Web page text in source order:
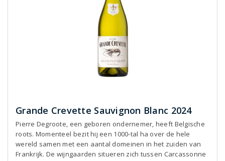
Grande Crevette Sauvignon Blanc 2024
Pierre Degroote, een geboren ondernemer, heeft Belgische
roots. Momenteel bezit hij een 1000-tal ha over de hele
wereld samen met een aantal domeinen in het zuiden van
Frankrijk. De wijngaarden situeren zich tussen Carcassonne